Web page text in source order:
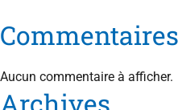
Aucun commentaire à afficher.
Archives